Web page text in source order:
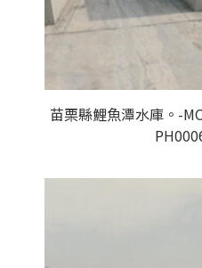
苗栗縣鯉魚潭水庫。-